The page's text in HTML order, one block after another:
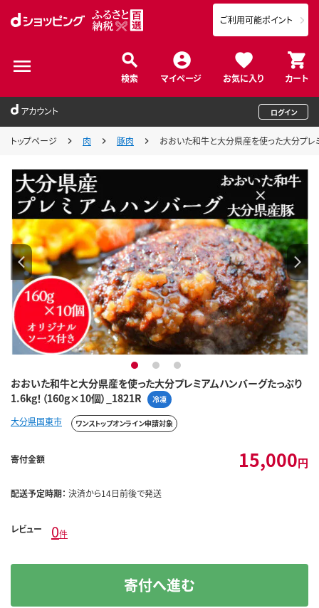
検索 マイページ お気に入り カート
ご利用可能ポイント
アカウント ログイン
トップページ 肉 豚肉 おおいた和牛と大分県産を使った大分プレ
おおいた和牛と大分県産を使った大分プレミアムハンバーグたっぷり
1.6kg！（160g×10個）_1821R
冷凍
1 2 3
大分県国東市 ワンストップオンライン申請対象
寄付金額 15,000円
配送予定時期： 決済から14日前後で発送
レビュー 0件
寄付へ進む